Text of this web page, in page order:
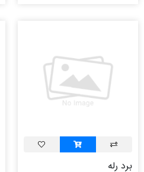
برد رله